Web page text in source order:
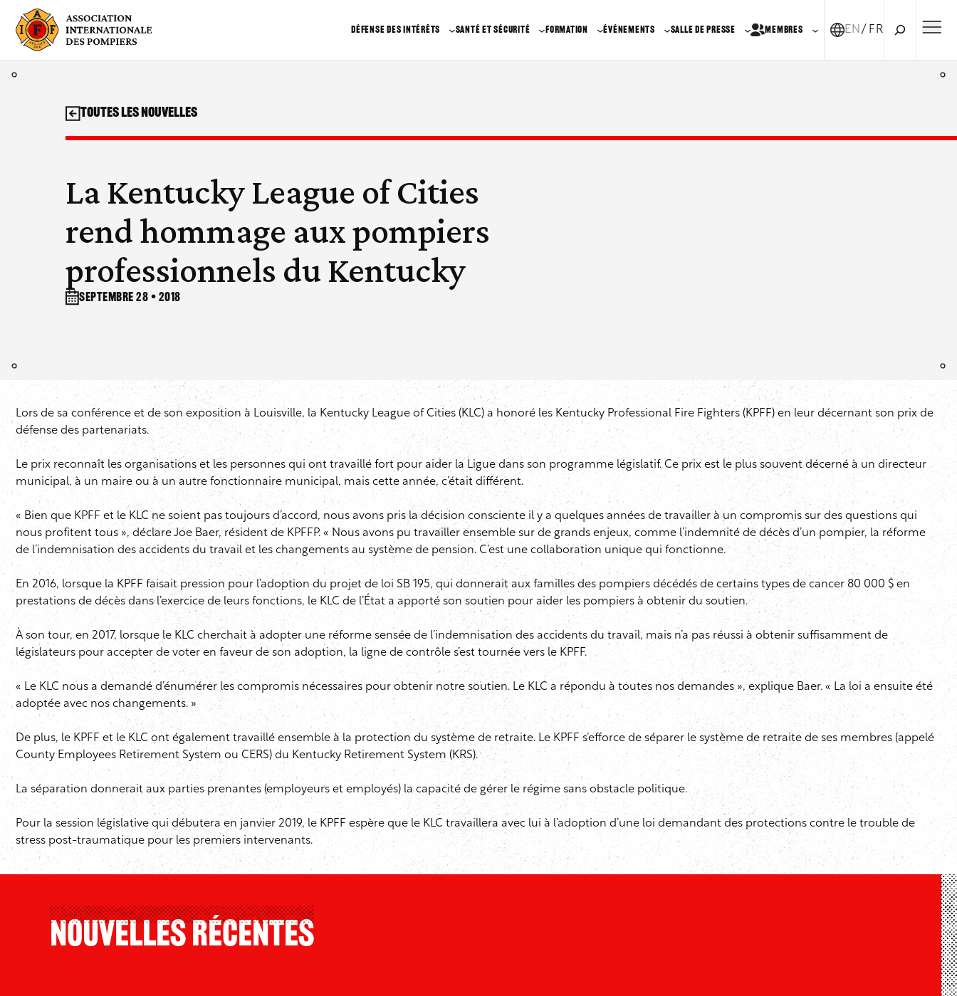
contenu
DÉFENSE DES INTÉRÊTS SANTÉ ET SÉCURITÉ FORMATION ÉVÉNEMENTS SALLE DE PRESSE MEMBRES EN FR-CA
La Kentucky League of Cities
rend hommage aux pompiers
professionnels du Kentucky
septembre 28 • 2018
Toutes les nouvelles
Lors de sa conférence et de son exposition à Louisville, la Kentucky League of Cities (KLC) a honoré les Kentucky Professional Fire Fighters (KPFF) en leur décernant son prix de
défense des partenariats.
Le prix reconnaît les organisations et les personnes qui ont travaillé fort pour aider la Ligue dans son programme législatif. Ce prix est le plus souvent décerné à un directeur
municipal, à un maire ou à un autre fonctionnaire municipal, mais cette année, c’était différent.
« Bien que KPFF et le KLC ne soient pas toujours d’accord, nous avons pris la décision consciente il y a quelques années de travailler à un compromis sur des questions qui
nous profitent tous », déclare Joe Baer, résident de KPFFP. « Nous avons pu travailler ensemble sur de grands enjeux, comme l’indemnité de décès d’un pompier, la réforme
de l’indemnisation des accidents du travail et les changements au système de pension. C’est une collaboration unique qui fonctionne.
En 2016, lorsque la KPFF faisait pression pour l’adoption du projet de loi SB 195, qui donnerait aux familles des pompiers décédés de certains types de cancer 80 000 $ en
prestations de décès dans l’exercice de leurs fonctions, le KLC de l’État a apporté son soutien pour aider les pompiers à obtenir du soutien.
À son tour, en 2017, lorsque le KLC cherchait à adopter une réforme sensée de l’indemnisation des accidents du travail, mais n’a pas réussi à obtenir suffisamment de
législateurs pour accepter de voter en faveur de son adoption, la ligne de contrôle s’est tournée vers le KPFF.
« Le KLC nous a demandé d’énumérer les compromis nécessaires pour obtenir notre soutien. Le KLC a répondu à toutes nos demandes », explique Baer. « La loi a ensuite été
adoptée avec nos changements. »
De plus, le KPFF et le KLC ont également travaillé ensemble à la protection du système de retraite. Le KPFF s’efforce de séparer le système de retraite de ses membres (appelé
County Employees Retirement System ou CERS) du Kentucky Retirement System (KRS).
La séparation donnerait aux parties prenantes (employeurs et employés) la capacité de gérer le régime sans obstacle politique.
Pour la session législative qui débutera en janvier 2019, le KPFF espère que le KLC travaillera avec lui à l’adoption d’une loi demandant des protections contre le trouble de
stress post-traumatique pour les premiers intervenants.
Nouvelles Récentes